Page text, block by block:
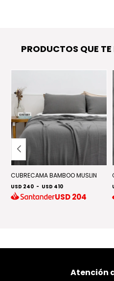
PRODUCTOS QUE TE
CUBRECAMA BAMBOO MUSLIN
USD 240 - USD 410
USD204
Atención